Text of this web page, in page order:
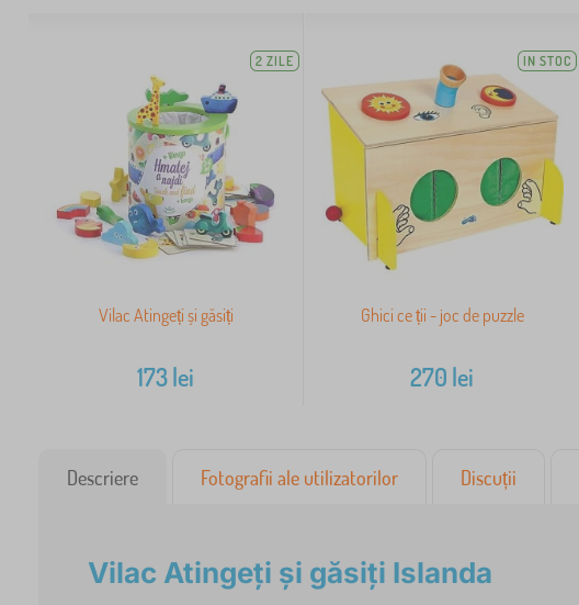
2 ZILE
Vilac Atingeți și găsiți
173lei
IN STOC
Ghici ce ții - joc de puzzle
270 lei
Descriere Fotografii ale utilizatorilor Discuții
Vilac Atingeți și găsiți Islanda